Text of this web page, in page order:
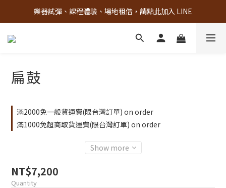
古亭門市 + 先進音樂教室週末假日皆有營業
樂器試彈、課程體驗、場地租借，請點此加入 LINE
古亭門市 + 先進音樂教室週末假日皆有營業
扁鼓
滿2000免一般貨運費(限台灣訂單) on order
滿1000免超商取貨運費(限台灣訂單) on order
Show more
NT$7,200
Quantity